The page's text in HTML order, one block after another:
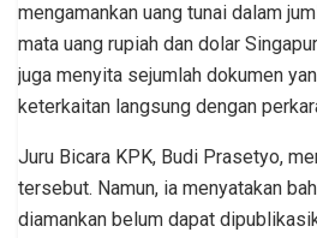
mengamankan uang tunai dalam
mata uang rupiah dan dolar
juga menyita sejumlah dokumen
keterkaitan langsung dengan
Juru Bicara KPK, Budi Prasetyo,
tersebut. Namun, ia menyatakan
diamankan belum dapat